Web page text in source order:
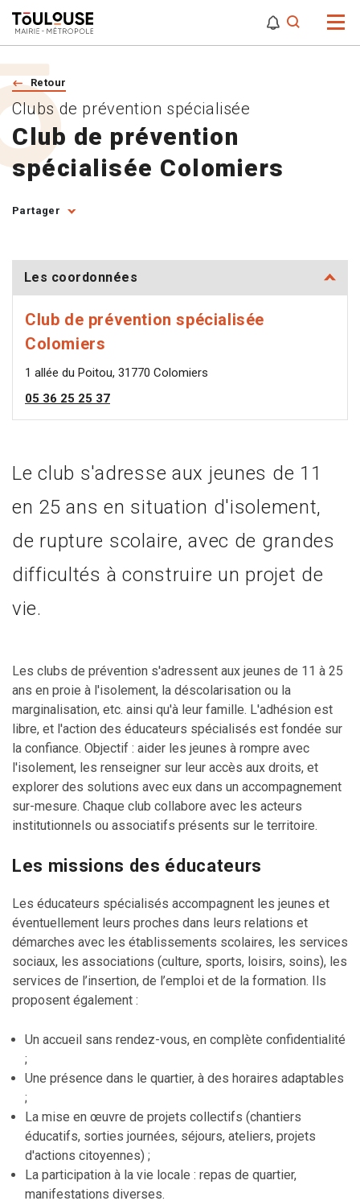
Retour
Club de prévention
spécialisée Colomiers
Clubs de prévention spécialisée
Partager
Les coordonnées
Club de prévention spécialisée
Colomiers
1 allée du Poitou, 31770 Colomiers
05 36 25 25 37
Le club s'adresse aux jeunes de 11
en 25 ans en situation d'isolement,
de rupture scolaire, avec de grandes
difficultés à construire un projet de
vie.
Les clubs de prévention s'adressent aux jeunes de 11 à 25
ans en proie à l'isolement, la déscolarisation ou la
marginalisation, etc. ainsi qu'à leur famille. L'adhésion est
libre, et l'action des éducateurs spécialisés est fondée sur
la confiance. Objectif : aider les jeunes à rompre avec
l'isolement, les renseigner sur leur accès aux droits, et
explorer des solutions avec eux dans un accompagnement
sur-mesure. Chaque club collabore avec les acteurs
institutionnels ou associatifs présents sur le territoire.
Les missions des éducateurs
Les éducateurs spécialisés accompagnent les jeunes et
éventuellement leurs proches dans leurs relations et
démarches avec les établissements scolaires, les services
sociaux, les associations (culture, sports, loisirs, soins), les
services de l’insertion, de l’emploi et de la formation. Ils
proposent également :
Un accueil sans rendez-vous, en complète confidentialité
;
Une présence dans le quartier, à des horaires adaptables
;
La mise en œuvre de projets collectifs (chantiers
éducatifs, sorties journées, séjours, ateliers, projets
d'actions citoyennes) ;
La participation à la vie locale : repas de quartier,
manifestations diverses.